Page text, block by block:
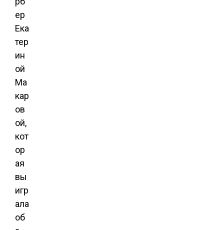
ер
Ека
тер
ин
ой
Ма
кар
ов
ой,
кот
ор
ая
вы
игр
ала
об